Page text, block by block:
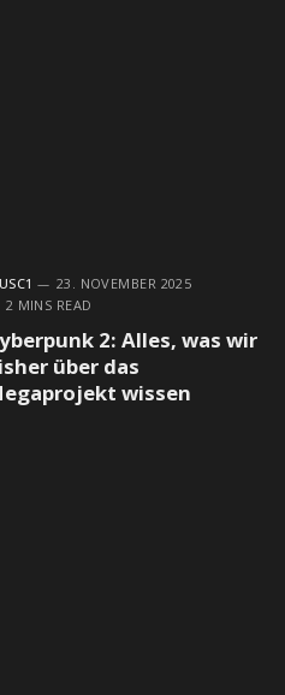
23. NOVEMBER 2025
2 MINS READ
2: Alles, was wir
über das
wissen